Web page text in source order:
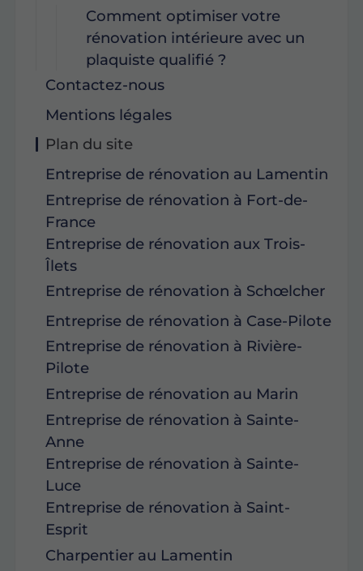
Comment optimiser votre
rénovation intérieure avec un
plaquiste qualifié ?
Contactez-nous
Mentions légales
Plan du site
Entreprise de rénovation au Lamentin
Entreprise de rénovation à Fort-de-
France
Entreprise de rénovation aux Trois-
Îlets
Entreprise de rénovation à Schœlcher
Entreprise de rénovation à Case-Pilote
Entreprise de rénovation à Rivière-
Pilote
Entreprise de rénovation au Marin
Entreprise de rénovation à Sainte-
Anne
Entreprise de rénovation à Sainte-
Luce
Entreprise de rénovation à Saint-
Esprit
Charpentier au Lamentin